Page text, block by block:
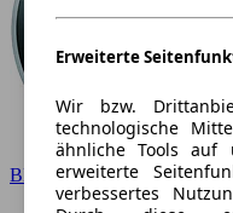
BMW
Erweiterte
Wir bzw.
technologische
ähnliche Tools auf
erweiterte
verbessertes